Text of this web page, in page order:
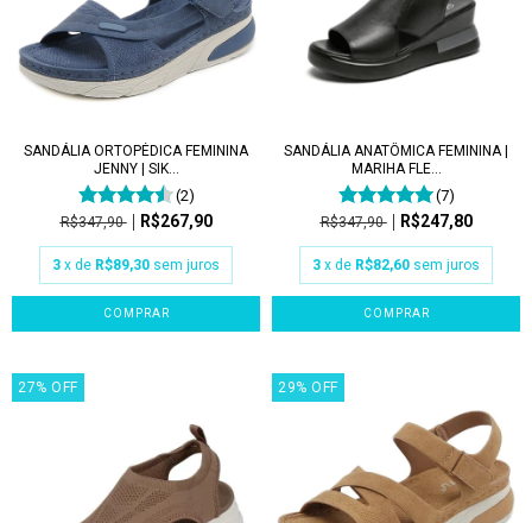
SANDÁLIA ORTOPÉDICA FEMININA
JENNY | SIK...
(2)
R$347,90 R$267,90
3 x de R$89,30 sem juros
COMPRAR
SANDÁLIA ANATÔMICA FEMININA |
MARIHA FLE...
(7)
R$347,90 R$247,80
3 x de R$82,60 sem juros
COMPRAR
27% OFF 29% OFF